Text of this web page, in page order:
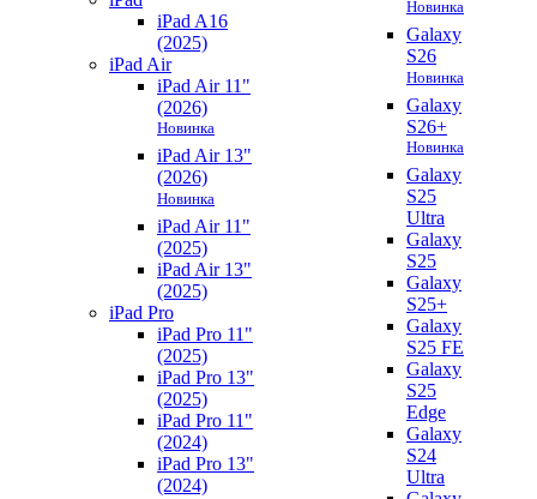
iPad A16
(2025)
iPad Air
iPad Air 11"
(2026)
Новинка
iPad Air 13"
(2026)
Новинка
iPad Air 11"
(2025)
iPad Air 13"
(2025)
iPad Pro
iPad Pro 11"
(2025)
iPad Pro 13"
(2025)
iPad Pro 11"
(2024)
iPad Pro 13"
(2024)
Новинка
Galaxy
S26
Новинка
Galaxy
S26+
Новинка
Galaxy
S25
Ultra
Galaxy
S25
Galaxy
S25+
Galaxy
S25 FE
Galaxy
S25
Edge
Galaxy
S24
Ultra